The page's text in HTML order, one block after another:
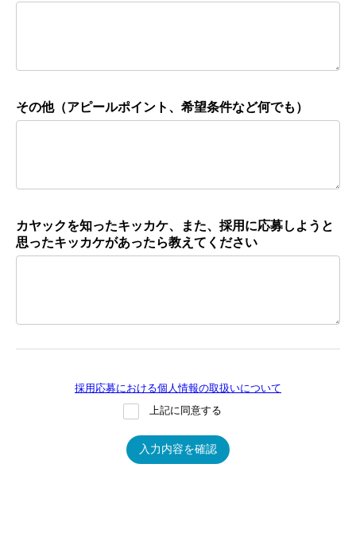
その他（アピールポイント、希望条件など何でも）
カヤックを知ったキッカケ、また、採用に応募しようと
思ったキッカケがあったら教えてください
採用応募における個人情報の取扱いについて
上記に同意する
入力内容を確認